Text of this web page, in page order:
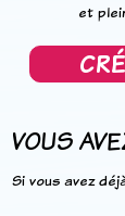
et
VOUS
Si vous avez